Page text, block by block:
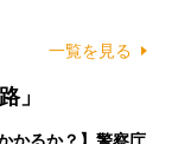
一覧を見る
」